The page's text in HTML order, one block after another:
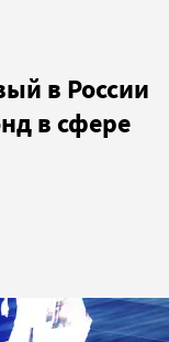
в России
в сфере